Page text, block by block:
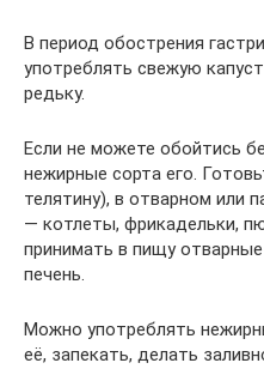
В период обострения
употреблять свежую
редьку.
Если не можете обойтись
нежирные сорта его.
телятину), в отварном или
— котлеты, фрикадельки,
принимать в пищу
печень.
Можно употреблять
её, запекать, делать